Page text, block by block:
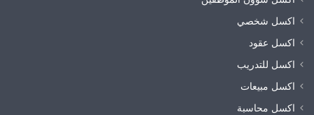
اكسل شخصي
اكسل عقود
اكسل للتدريب
اكسل مبيعات
اكسل محاسبة